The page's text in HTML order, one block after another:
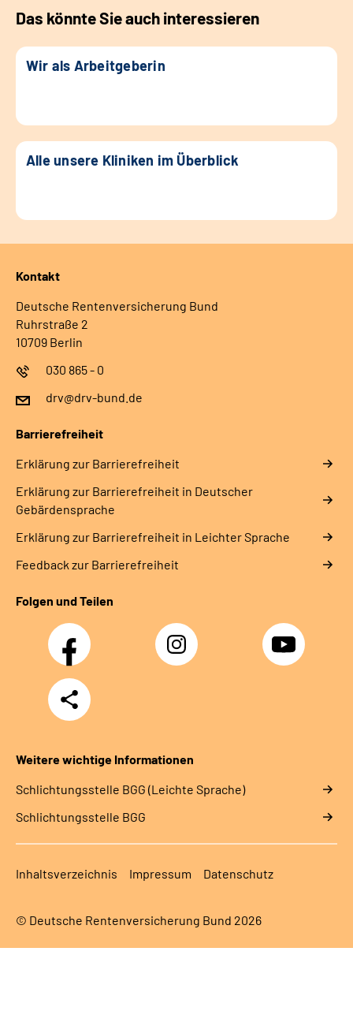
Das könnte Sie auch interessieren
Wir als Arbeitgeberin
Alle unsere Kliniken im Überblick
Kontakt
Deutsche Rentenversicherung Bund
Ruhrstraße 2
10709 Berlin
030 865 - 0
drv@drv-bund.de
Barrierefreiheit
Erklärung zur Barrierefreiheit
Erklärung zur Barrierefreiheit in Deutscher
Gebärdensprache
Erklärung zur Barrierefreiheit in Leichter Sprache
Feedback zur Barrierefreiheit
Folgen und Teilen
Facebook Instagram YouTube
Teilen
Weitere wichtige Informationen
Schlich­tungs­stel­le BGG (Leichte Sprache)
Schlich­tungs­stel­le BGG
Inhaltsverzeichnis Impressum Datenschutz
© Deutsche Rentenversicherung Bund 2026